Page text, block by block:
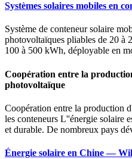
Systèmes solaires mobiles en
Système de conteneur solaire
photovoltaïques pliables de 20 à
100 à 500 kWh, déployable en
Coopération entre la
photovoltaïque
Coopération entre la production
les conteneurs L''énergie solaire
et durable. De nombreux pays
Énergie solaire en Chine —